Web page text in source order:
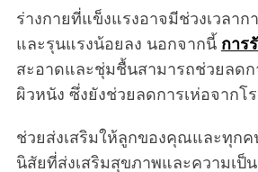
ร่างกายที่แข็งแรงอาจมีช่วงเวลาก
และรุนแรงน้อยลง นอกจากนี้ การ
สะอาดและชุ่มชื้นสามารถช่วยลดก
ผิวหนัง ซึ่งยังช่วยลดการเห่อจากโ
ช่วยส่งเสริมให้ลูกของคุณและทุก
นิสัยที่ส่งเสริมสุขภาพและความเป็